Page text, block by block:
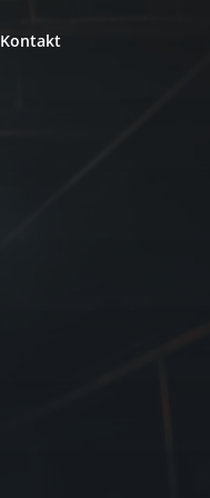
Kontakt